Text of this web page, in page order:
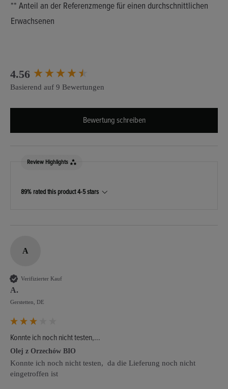
** Anteil an der Referenzmenge für einen durchschnittlichen
Erwachsenen
4.56
Basierend auf 9 Bewertungen
Bewertung schreiben
Review Highlights
89% rated this product 4-5 stars
A
Verifizierter Kauf
A.
Gerstetten, DE
Konnte ich noch nicht testen,...
Olej z Orzechów BIO
Konnte ich noch nicht testen,  da die Lieferung noch nicht
eingetroffen ist
New content loaded